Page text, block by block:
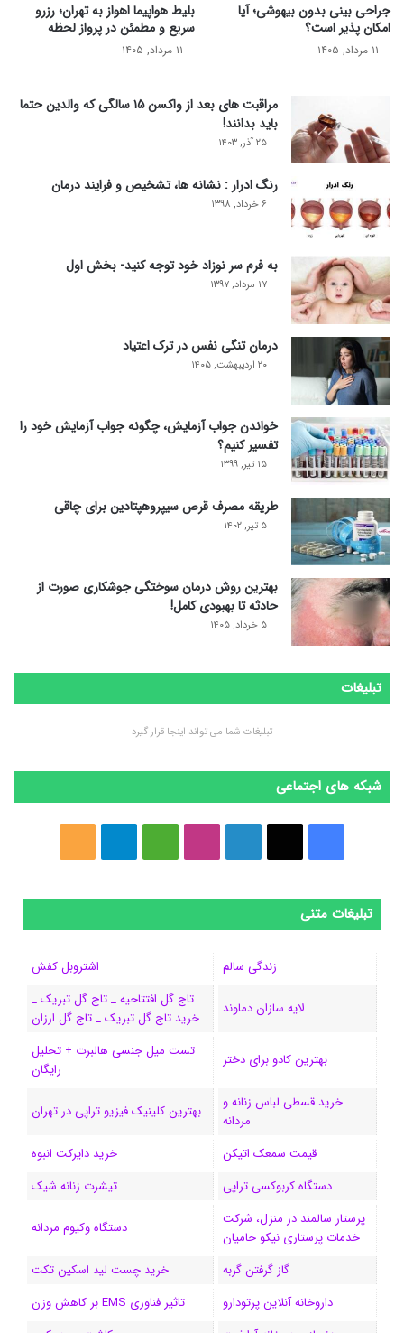
جراحی بینی بدون بیهوشی؛ آیا
امکان پذیر است؟
۱۱ مرداد, ۱۴۰۵
بلیط هواپیما اهواز به تهران؛ رزرو
سریع و مطمئن در پرواز لحظه
۱۱ مرداد, ۱۴۰۵
مراقبت های بعد از واکسن ۱۵ سالگی که والدین حتما
باید بدانند!
۲۵ آذر, ۱۴۰۳
رنگ ادرار : نشانه ها، تشخیص و فرایند درمان
۶ خرداد, ۱۳۹۸
به فرم سر نوزاد خود توجه کنید- بخش اول
۱۷ مرداد, ۱۳۹۷
درمان تنگی نفس در ترک اعتیاد
۲۰ اردیبهشت, ۱۴۰۵
خواندن جواب آزمایش، چگونه جواب آزمایش خود را
تفسیر کنیم؟
۱۵ تیر, ۱۳۹۹
طریقه مصرف قرص سیپروهپتادین برای چاقی
۵ تیر, ۱۴۰۲
بهترین روش درمان سوختگی جوشکاری صورت از
حادثه تا بهبودی کامل!
۵ خرداد, ۱۴۰۵
تبلیغات
تبلیغات شما می تواند اینجا قرار گیرد
شبکه های اجتماعی
تبلیغات متنی
زندگی سالم اشتروبل کفش
لایه سازان دماوند
تاج گل افتتاحیه _ تاج گل تبریک _
خرید تاج گل تبریک _ تاج گل ارزان
بهترین کادو برای دختر
تست میل جنسی هالبرت + تحلیل
رایگان
خرید قسطی لباس زنانه و
مردانه
بهترین کلینیک فیزیو تراپی در تهران
قیمت سمعک اتیکن
خرید دایرکت انبوه
دستگاه کربوکسی تراپی
تیشرت زنانه شیک
پرستار سالمند در منزل، شرکت
خدمات پرستاری نیکو حامیان
دستگاه وکیوم مردانه
گاز گرفتن گربه
خرید چست لید اسکین تکت
داروخانه آنلاین پرتودارو
تاثیر فناوری EMS بر کاهش وزن